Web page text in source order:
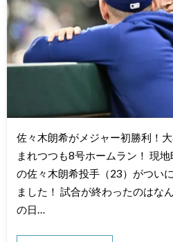
佐々木朗希がメジャー初勝利！
まれつつも8号ホームラン！ 現
の佐々木朗希投手（23）がつい
ました！ 試合が終わったのはな
の日…